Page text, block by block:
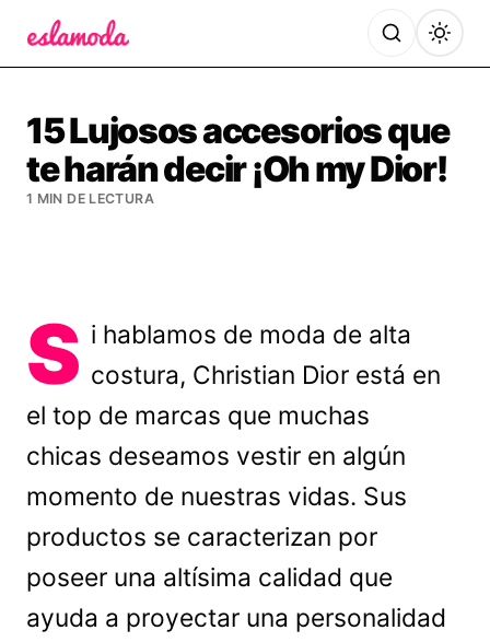
15 Lujosos accesorios que
te harán decir ¡Oh my Dior!
1 MIN DE LECTURA
S i hablamos de moda de alta
costura, Christian Dior está en
el top de marcas que muchas
chicas deseamos vestir en algún
momento de nuestras vidas. Sus
productos se caracterizan por
poseer una altísima calidad que
ayuda a proyectar una personalidad